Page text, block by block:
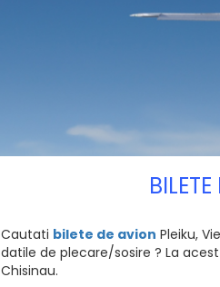
Cautati bilete de avion Pleiku,
datile de plecare/sosire ? La
Chisinau.